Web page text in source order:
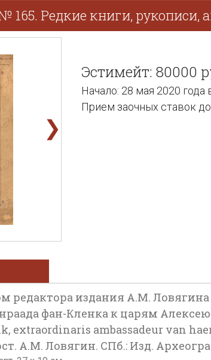
Редкие книги, рукописи,
❯
Эстимейт: 80000
Начало: 28 мая 2020 года
Прием заочных ставок
редактора издания А.М.
фан-Кленка к царям
extraordinaris ambassadeur van
А.М. Ловягин. СПб.: Изд.